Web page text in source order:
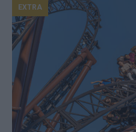
EXTRA